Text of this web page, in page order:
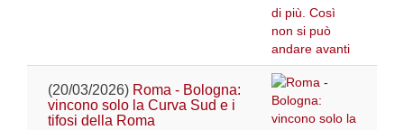
(20/03/2026) Roma - Bologna:
vincono solo la Curva Sud e i
tifosi della Roma